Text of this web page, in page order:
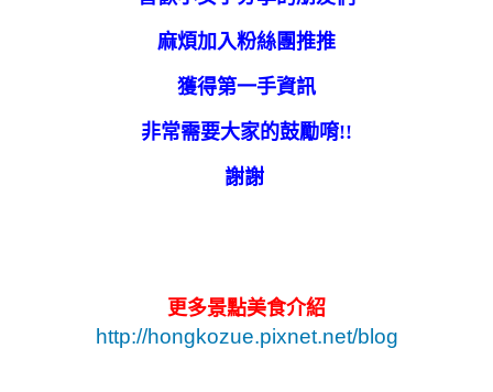
麻煩加入粉絲團推推
獲得第一手資訊
非常需要大家的鼓勵唷!!
謝謝
更多景點美食介紹
http://hongkozue.pixnet.net/blog